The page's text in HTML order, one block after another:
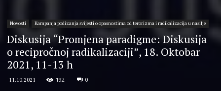
Novosti Kampanja podizanja svijesti o opasnostima od terorizma i radikalizacija u nasilje
Diskusija “Promjena paradigme: Diskusija
o recipročnoj radikalizaciji”, 18. Oktobar
2021, 11-13 h
11.10.2021 192 0